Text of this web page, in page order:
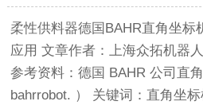
柔性供料器德国BAHR直角坐标
应用 文章作者：上海众拓机器
参考资料：德国 BAHR 公司直
bahrrobot. ） 关键词：直角坐标